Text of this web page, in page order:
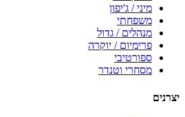
מיני / ג'יפון
משפחתי
מנהלים / גדול
פרימיום / יוקרה
ספורטיבי
מסחרי וטנדר
יצרנים